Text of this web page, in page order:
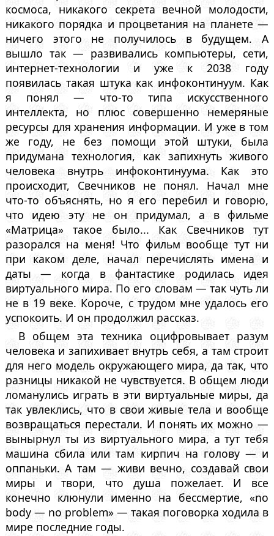
космоса, никакого секрета вечной молодости,
никакого порядка и процветания на планете —
ничего этого не получилось в будущем. А
вышло так — развивались компьютеры, сети,
интернет-технологии и уже к 2038 году
появилась такая штука как инфоконтинуум. Как
я понял — что-то типа искусственного
интеллекта, но плюс совершенно немеряные
ресурсы для хранения информации. И уже в том
же году, не без помощи этой штуки, была
придумана технология, как запихнуть живого
человека внутрь инфоконтинуума. Как это
происходит, Свечников не понял. Начал мне
что-то объяснять, но я его перебил и говорю,
что идею эту не он придумал, а в фильме
«Матрица» такое было... Как Свечников тут
разорался на меня! Что фильм вообще тут ни
при каком деле, начал перечислять имена и
даты — когда в фантастике родилась идея
виртуального мира. По его словам — так чуть ли
не в 19 веке. Короче, с трудом мне удалось его
успокоить. И он продолжил рассказ.
В общем эта техника оцифровывает разум
человека и запихивает внутрь себя, а там строит
для него модель окружающего мира, да так, что
разницы никакой не чувствуется. В общем люди
ломанулись играть в эти виртуальные миры, да
так увлеклись, что в свои живые тела и вообще
возвращаться перестали. И понять их можно —
вынырнул ты из виртуального мира, а тут тебя
машина сбила или там кирпич на голову — и
оппаньки. А там — живи вечно, создавай свои
миры и твори, что душа пожелает. И все
конечно клюнули именно на бессмертие, «no
body — no problem» — такая поговорка ходила в
мире последние годы.